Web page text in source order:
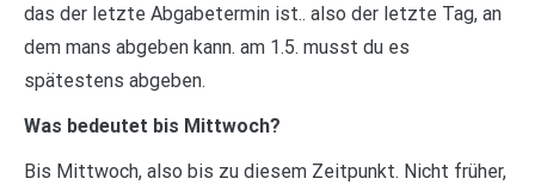
das der letzte Abgabetermin ist.. also der letzte Tag, an
dem mans abgeben kann. am 1.5. musst du es
spätestens abgeben.
Was bedeutet bis Mittwoch?
Bis Mittwoch, also bis zu diesem Zeitpunkt. Nicht früher,